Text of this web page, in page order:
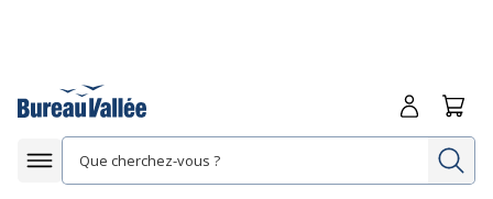
Afficher la navigation
Me